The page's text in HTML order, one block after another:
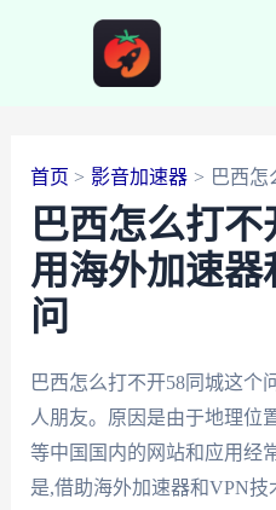
首页 影音加速器 巴西怎
巴西怎么打不
用海外加速
问
巴西怎么打不开58同城这个
人朋友。原因是由于地理位
等中国国内的网站和应用经
是,借助海外加速器和VPN